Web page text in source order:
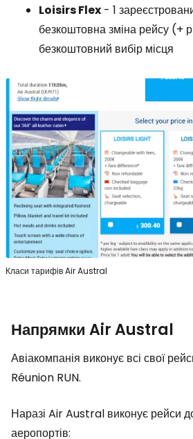
Loisirs Flex - 1
безкоштовна зміна рейсу (+
безкоштовний вибір місця
Класи тарифів Air Austral
Напрямки Air Austral
Авіакомпанія виконує всі свої
Réunion RUN.
Наразі Air Austral виконує рейси
аеропортів: